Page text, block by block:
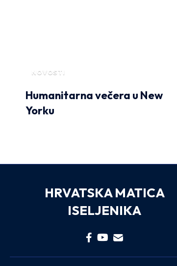
NOVOSTI
Humanitarna večera u New
Yorku
HRVATSKA MATICA
ISELJENIKA